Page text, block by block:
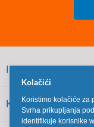
INFORMACIJE
KORISNIČKI
Kolačići
Koristimo kolačiće za
Svrha prikupljanja
identifikuje korisnike